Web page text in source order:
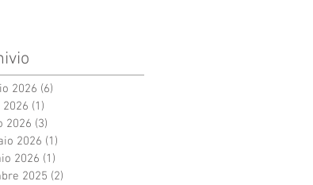
2026 (6)
(1)
2026 (3)
2026 (1)
2026 (1)
2025 (2)